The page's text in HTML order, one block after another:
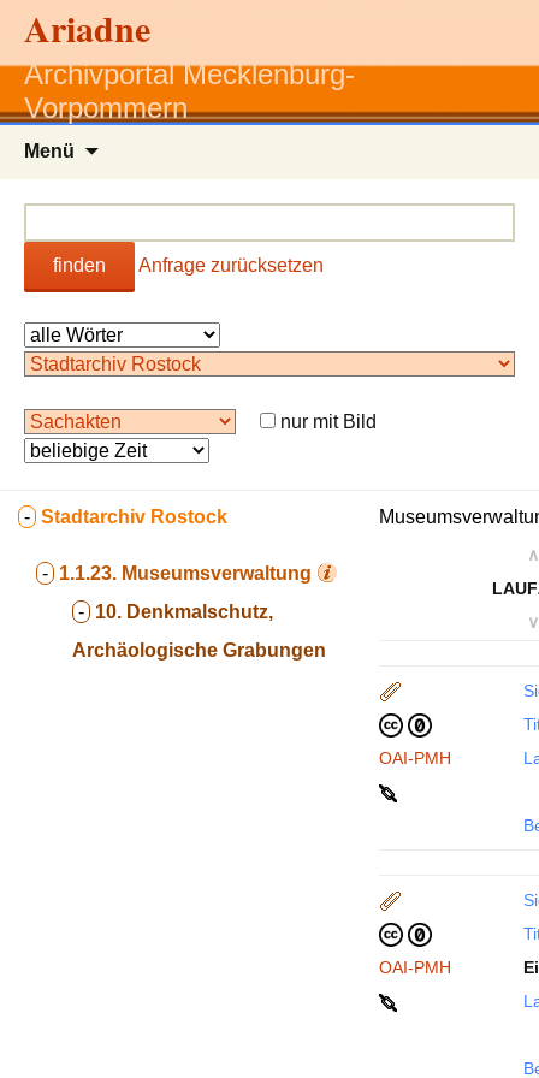
Ariadne
Archivportal Mecklenburg-
Vorpommern
Menü
finden Anfrage zurücksetzen
nur mit Bild
- Stadtarchiv Rostock
- 1.1.23. Museumsverwaltung
- 10. Denkmalschutz,
Archäologische Grabungen
∧
∨
OAI-PMH
OAI-PMH